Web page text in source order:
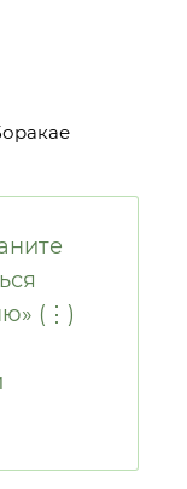
(⋮)